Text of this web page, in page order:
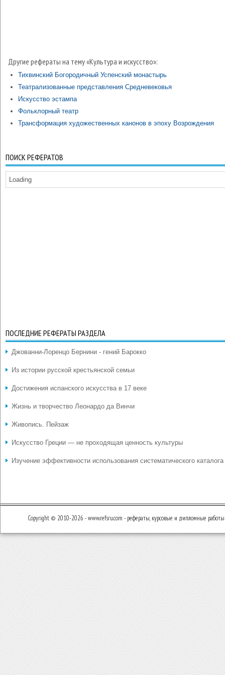
Другие рефераты на тему «Культура и искусство»:
Тихвинский Богородичный Успенский монастырь
Театрализованные представления Средневековья
Искусство эстампа
Фольклорный театр
Трансформация художественных канонов в эпоху Возрождения
ПОИСК РЕФЕРАТОВ
Loading
ПОСЛЕДНИЕ РЕФЕРАТЫ РАЗДЕЛА
Джованни-Лоренцо Бернини - гений Барокко
Из истории русской крестьянской семьи
Достижения испанского искусства в 17 веке
Жизнь и творчество Леонардо да Винчи
Живопись. Пейзаж
Искусство Греции — не проходящая ценность культуры
Изучение эффективности использования систематического каталога
Copyright © 2010-2026 - www.refsru.com - рефераты, курсовые и дипломные работы